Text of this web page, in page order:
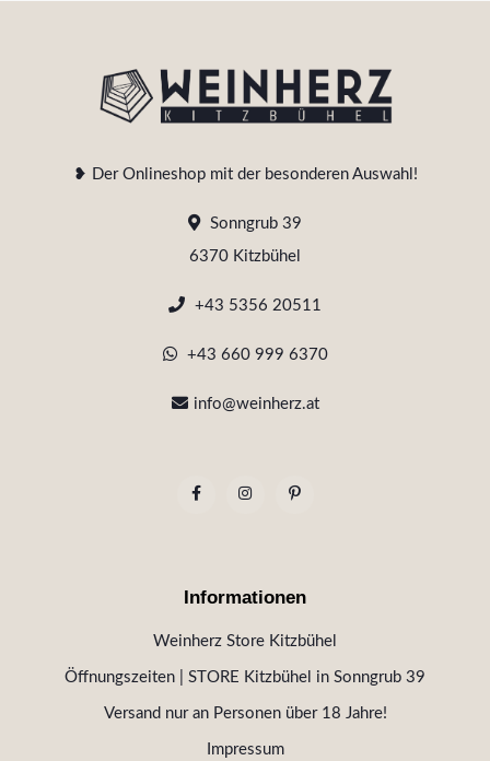
❥ Der Onlineshop mit der besonderen Auswahl!
Sonngrub 39
6370 Kitzbühel
+43 5356 20511
+43 660 999 6370
info@weinherz.at
Informationen
Weinherz Store Kitzbühel
Öffnungszeiten | STORE Kitzbühel in Sonngrub 39
Versand nur an Personen über 18 Jahre!
Impressum